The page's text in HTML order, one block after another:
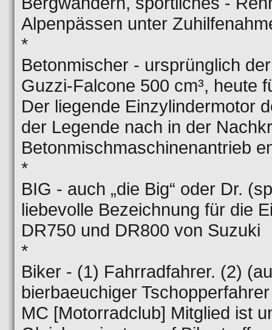
Alpenpässen unter
*
Betonmischer - ursprünglich
Guzzi-Falcone 500 cm³, heute
Der liegende Einzylindermotor
der Legende nach in der
Betonmischmaschinenantrieb
*
BIG - auch „die Big“ oder Dr.
liebevolle Bezeichnung für die
DR750 und DR800 von Suzuki
*
Biker - (1) Fahrradfahrer. (2)
bierbaeuchiger
MC [Motorradclub] Mitglied ist